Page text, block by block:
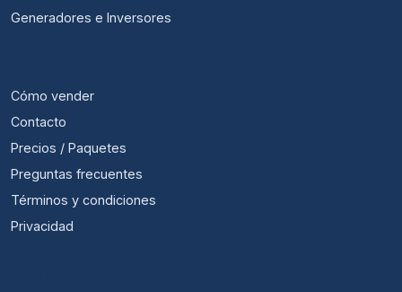
Generadores e Inversores
Cómo vender
Contacto
Precios / Paquetes
Preguntas frecuentes
Términos y condiciones
Privacidad